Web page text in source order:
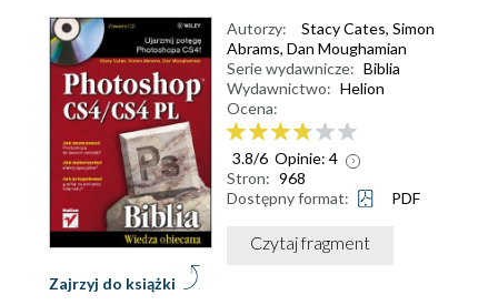
Zajrzyj do książki
Autorzy: Stacy Cates, Simon
Abrams, Dan Moughamian
Serie wydawnicze: Biblia
Wydawnictwo: Helion
Ocena:
3.8/6 Opinie: 4
Stron: 968
Dostępny format:
PDF
Czytaj fragment